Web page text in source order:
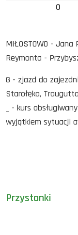
Przystanki
0
MIŁOSTOWO -
Reymonta -
G - zjazd do
Starołęka, Traugutta
_ - kurs
wyjątkiem sytuacji